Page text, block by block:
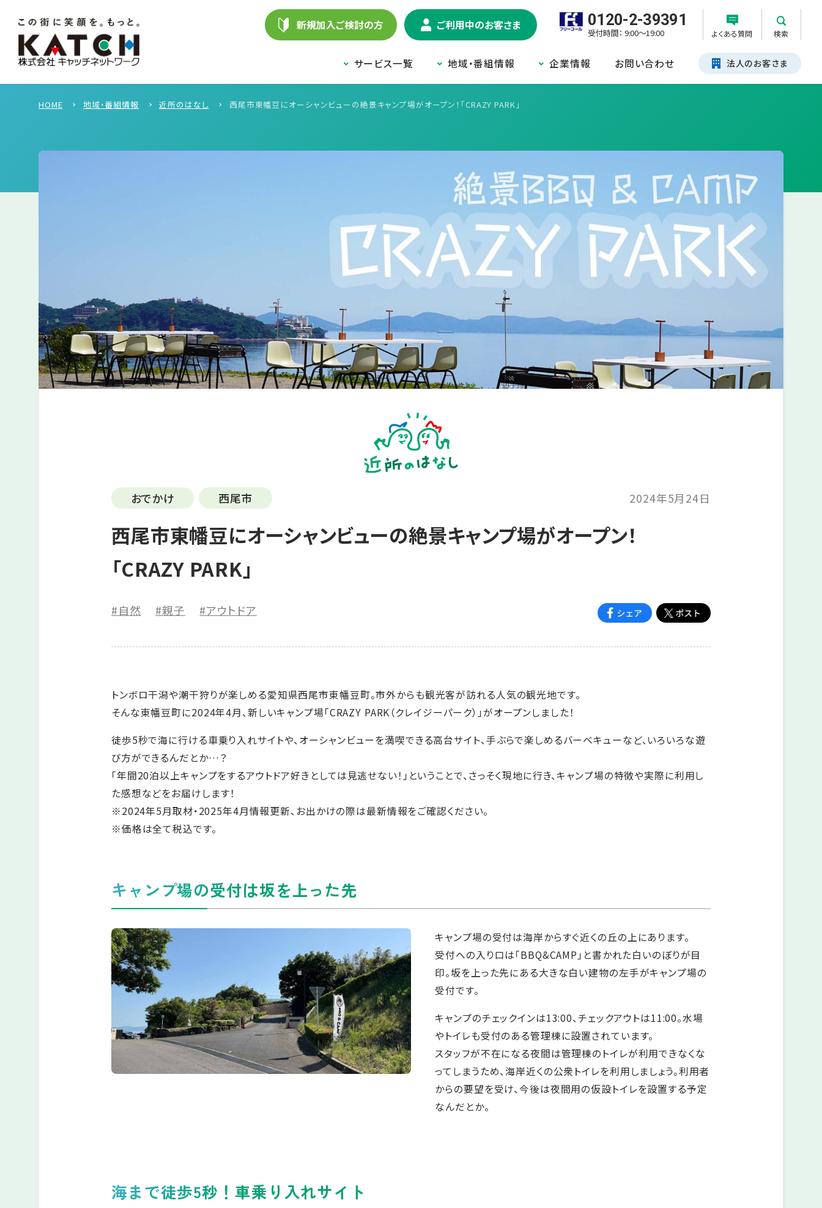
新規加入ご検討の方 ご利用中のお客さま 0120-2-39391
受付時間： 9:00～19:00 よくある質問 検索
サービス一覧 地域・番組情報 企業情報 お問い合わせ 法人のお客さま
HOME 地域・番組情報 近所のはなし 西尾市東幡豆にオーシャンビューの絶景キャンプ場がオープン！「CRAZY PARK」
おでかけ 西尾市 2024年5月24日
西尾市東幡豆にオーシャンビューの絶景キャンプ場がオープン！
「CRAZY PARK」
#自然 #親子 #アウトドア
トンボロ干潟や潮干狩りが楽しめる愛知県西尾市東幡豆町。市外からも観光客が訪れる人気の観光地です。
そんな東幡豆町に2024年4月、新しいキャンプ場「CRAZY PARK（クレイジーパーク）」がオープンしました！
徒歩5秒で海に行ける車乗り入れサイトや、オーシャンビューを満喫できる高台サイト、手ぶらで楽しめるバーベキューなど、いろいろな遊
び方ができるんだとか…？
「年間20泊以上キャンプをするアウトドア好きとしては見逃せない！」ということで、さっそく現地に行き、キャンプ場の特徴や実際に利用し
た感想などをお届けします！
※2024年5月取材・2025年4月情報更新、お出かけの際は最新情報をご確認ください。
※価格は全て税込です。
キャンプ場の受付は坂を上った先
キャンプ場の受付は海岸からすぐ近くの丘の上にあります。
受付への入り口は「BBQ&CAMP」と書かれた白いのぼりが目
印。坂を上った先にある大きな白い建物の左手がキャンプ場の
受付です。
キャンプのチェックインは13:00、チェックアウトは11:00。水場
やトイレも受付のある管理棟に設置されています。
スタッフが不在になる夜間は管理棟のトイレが利用できなくな
ってしまうため、海岸近くの公衆トイレを利用しましょう。利用者
からの要望を受け、今後は夜間用の仮設トイレを設置する予定
なんだとか。
海まで徒歩5秒！車乗り入れサイト